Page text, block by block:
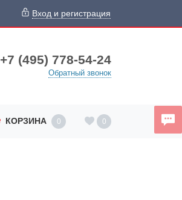
Вход и регистрация
+7 (495) 778-54-24
Обратный звонок
КОРЗИНА 0 0